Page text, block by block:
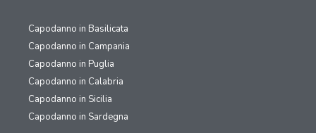
Capodanno in Basilicata
Capodanno in Campania
Capodanno in Puglia
Capodanno in Calabria
Capodanno in Sicilia
Capodanno in Sardegna